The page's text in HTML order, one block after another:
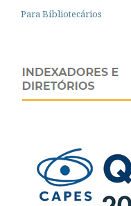
Para Bibliotecários